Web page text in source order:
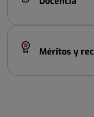
Méritos y